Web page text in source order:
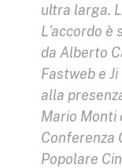
ultra larga.
L'accordo è
da Alberto
Fastweb e
alla
Mario Monti
Conferenza
Popolare